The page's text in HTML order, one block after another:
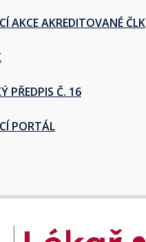
AKCE AKREDITOVANÉ ČLK
PŘEDPIS Č. 16
PORTÁL